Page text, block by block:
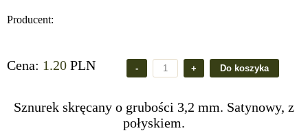
Producent:
Cena: 1.20 PLN
Sznurek skręcany o grubości 3,2 mm. Satynowy, z
połyskiem.